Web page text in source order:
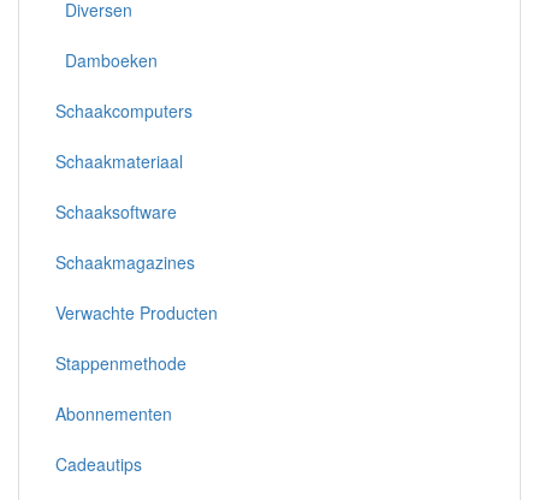
Diversen
Damboeken
Schaakcomputers
Schaakmateriaal
Schaaksoftware
Schaakmagazines
Verwachte Producten
Stappenmethode
Abonnementen
Cadeautips